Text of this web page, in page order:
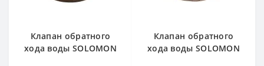
Клапан обратного
хода воды SOLOMON
Клапан обратного
хода воды SOLOMON